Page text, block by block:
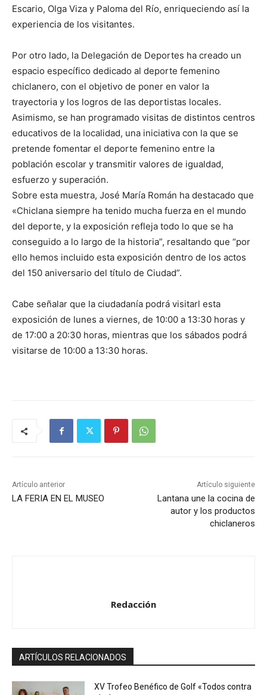
Escario, Olga Viza y Paloma del Río, enriqueciendo así la
experiencia de los visitantes.
Por otro lado, la Delegación de Deportes ha creado un
espacio específico dedicado al deporte femenino
chiclanero, con el objetivo de poner en valor la
trayectoria y los logros de las deportistas locales.
Asimismo, se han programado visitas de distintos centros
educativos de la localidad, una iniciativa con la que se
pretende fomentar el deporte femenino entre la
población escolar y transmitir valores de igualdad,
esfuerzo y superación.
Sobre esta muestra, José María Román ha destacado que
«Chiclana siempre ha tenido mucha fuerza en el mundo
del deporte, y la exposición refleja todo lo que se ha
conseguido a lo largo de la historia”, resaltando que “por
ello hemos incluido esta exposición dentro de los actos
del 150 aniversario del título de Ciudad”.
Cabe señalar que la ciudadanía podrá visitarl esta
exposición de lunes a viernes, de 10:00 a 13:30 horas y
de 17:00 a 20:30 horas, mientras que los sábados podrá
visitarse de 10:00 a 13:30 horas.
Artículo anterior
LA FERIA EN EL MUSEO
Artículo siguiente
Lantana une la cocina de
autor y los productos
chiclaneros
Redacción
ARTÍCULOS RELACIONADOS
XV Trofeo Benéfico de Golf «Todos contra